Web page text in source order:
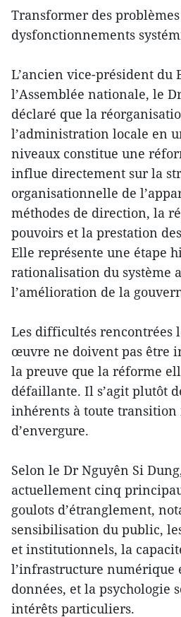
Transformer des
dysfonctionnements
L’ancien vice-président du
l’Assemblée nationale, le
déclaré que la
l’administration locale en
niveaux constitue une
influe directement sur la
organisationnelle de
méthodes de direction, la
pouvoirs et la prestation
Elle représente une étape
rationalisation du système
l’amélioration de la
Les difficultés rencontrées
œuvre ne doivent pas être
la preuve que la réforme
défaillante. Il s’agit plutôt
inhérents à toute
d’envergure.
Selon le Dr Nguyên Si
actuellement cinq
goulots d’étranglement,
sensibilisation du public,
et institutionnels, la
l’infrastructure numérique
données, et la psychologie
intérêts particuliers.